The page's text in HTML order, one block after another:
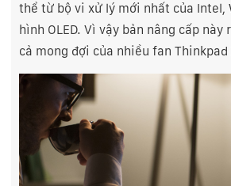
thể từ bộ vi xử lý mới nhất của Intel,
hình OLED. Vì vậy bản nâng cấp
cả mong đợi của nhiều fan Thinkpad